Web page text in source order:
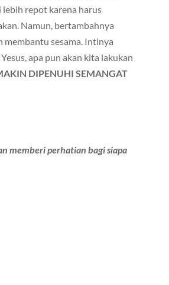
repot karena harus
Namun, bertambahnya
membantu sesama. Intinya
apa pun akan kita lakukan
DIPENUHI SEMANGAT
memberi perhatian bagi siapa